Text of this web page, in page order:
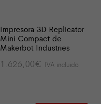
Impresora 3D Replicator
Mini Compact de
Makerbot Industries
1.626,00€ IVA incluido